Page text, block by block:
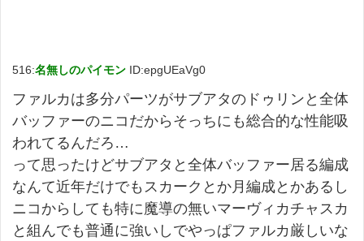
516:名無しのパイモン ID:epgUEaVg0
ファルカは多分パーツがサブアタのドゥリンと全体
バッファーのニコだからそっちにも総合的な性能吸
われてるんだろ…
って思ったけどサブアタと全体バッファー居る編成
なんて近年だけでもスカークとか月編成とかあるし
ニコからしても特に魔導の無いマーヴィカチャスカ
と組んでも普通に強いしでやっぱファルカ厳しいな